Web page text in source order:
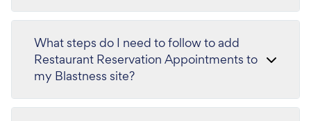
What steps do I need to follow to add
Restaurant Reservation Appointments to
my Blastness site?